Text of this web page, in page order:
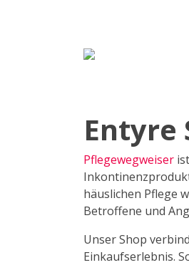
Entyre
Pflegewegweiser
häuslichen Pflege
Betroffene und
Unser Shop
Einkaufserlebnis.